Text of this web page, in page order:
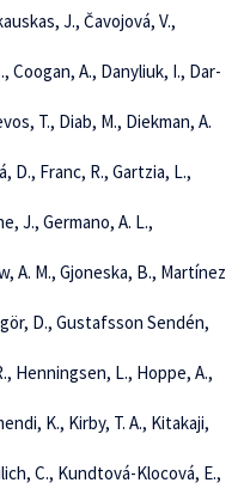
J., Čavojová, V.,
Coogan, A., Danyliuk, I., Dar-
T., Diab, M., Diekman, A.
D., Franc, R., Gartzia, L.,
J., Germano, A. L.,
A. M., Gjoneska, B., Martínez
D., Gustafsson Sendén,
Henningsen, L., Hoppe, A.,
K., Kirby, T. A., Kitakaji,
C., Kundtová-Klocová, E.,